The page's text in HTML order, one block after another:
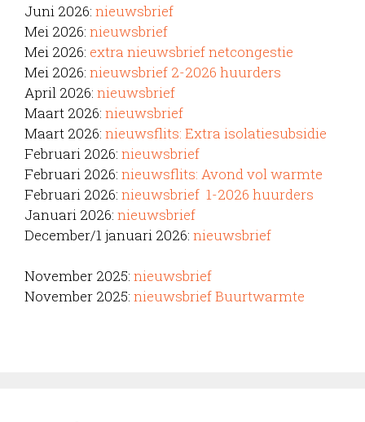
Juni 2026: nieuwsbrief
Mei 2026: nieuwsbrief
Mei 2026: extra nieuwsbrief netcongestie
Mei 2026: nieuwsbrief 2-2026 huurders
April 2026: nieuwsbrief
Maart 2026: nieuwsbrief
Maart 2026: nieuwsflits: Extra isolatiesubsidie
Februari 2026: nieuwsbrief
Februari 2026: nieuwsflits: Avond vol warmte
Februari 2026: nieuwsbrief 1-2026 huurders
Januari 2026: nieuwsbrief
December/1 januari 2026: nieuwsbrief
November 2025: nieuwsbrief
November 2025: nieuwsbrief Buurtwarmte